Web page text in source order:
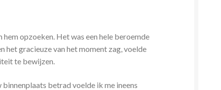
hem opzoeken. Het was een hele beroemde
het gracieuze van het moment zag, voelde
te bewijzen.
betrad voelde ik me ineens